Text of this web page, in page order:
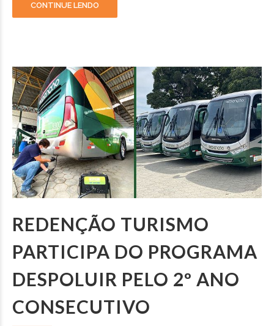
CONTINUE LENDO
REDENÇÃO TURISMO
PARTICIPA DO PROGRAMA
DESPOLUIR PELO 2º ANO
CONSECUTIVO